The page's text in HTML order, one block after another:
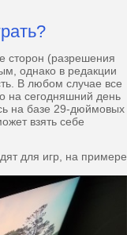
сторон (разрешения
однако в редакции
В любом случае все
на сегодняшний день
на базе 29-дюймовых
взять себе
для игр, на примере